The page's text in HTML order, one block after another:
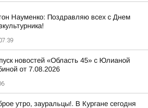
Науменко: Поздравляю всех с Днем
новостей «Область 45» с Юлианой
от 7.08.2026
утро, зауральцы!. В Кургане сегодня